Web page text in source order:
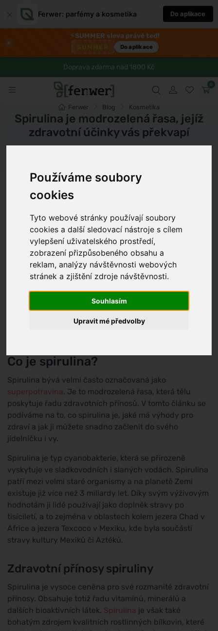
Používáme soubory
cookies
Tyto webové stránky používají soubory
cookies a další sledovací nástroje s cílem
vylepšení uživatelského prostředí,
zobrazení přizpůsobeného obsahu a
reklam, analýzy návštěvnosti webových
stránek a zjištění zdroje návštěvnosti.
Souhlasím
Upravit mé předvolby
Ferwer: parfémy a kosmetika Do aplikace
×
⚡SUMMER sleva právě teď!
Do aplikace
Doprava zdarma nad 1800 Kč
0
Ferwer Blog Kosmetika
Spirulina je modrozelená řasa, jejíž
zdravotní účinky vás překvapí
Tomáš Vařecha 6 min 3.5.2024
Co je spirulina?
Spirulina bývá velmi často označovaná jako
superpotravina. Je to modrozelená řasa, která tělu
poskytuje řadu zdravotních přínosů. V tomto článku se
podíváme na to, co spirulina je, jaké má výhody pro
zdraví a jak ji můžete snadno začlenit do svého
jídelníčku i vy.
Spirulina je typ cyanobakterie, která se přirozeně
vyskytuje ve sladkovodních i slaných vodách. Spirulina
patří mezi velmi staré organismy a na planetě Zemi
existuje již více než 3 miliardy let. Díky svým výživovým
hodnotám ji lidé používají jako doplněk stravy po
tisíciletí, a to zejména v oblastech kolem jezera Chad v
Africe a jezera Texcoco v Mexiku, kde byla součástí
stravy kultury Mexiků či Aztéků.
Zdravotní přínosy spiruliny
Spirulina je vysoce ceněna pro své rozmanité zdravotní
přínosy. Obsahuje totiž řadu vitamínů, minerálů a
dalších bioaktivních látek. Spirulina je však také
bohatým zdrojem kvalitních rostlinných bílkovin, které